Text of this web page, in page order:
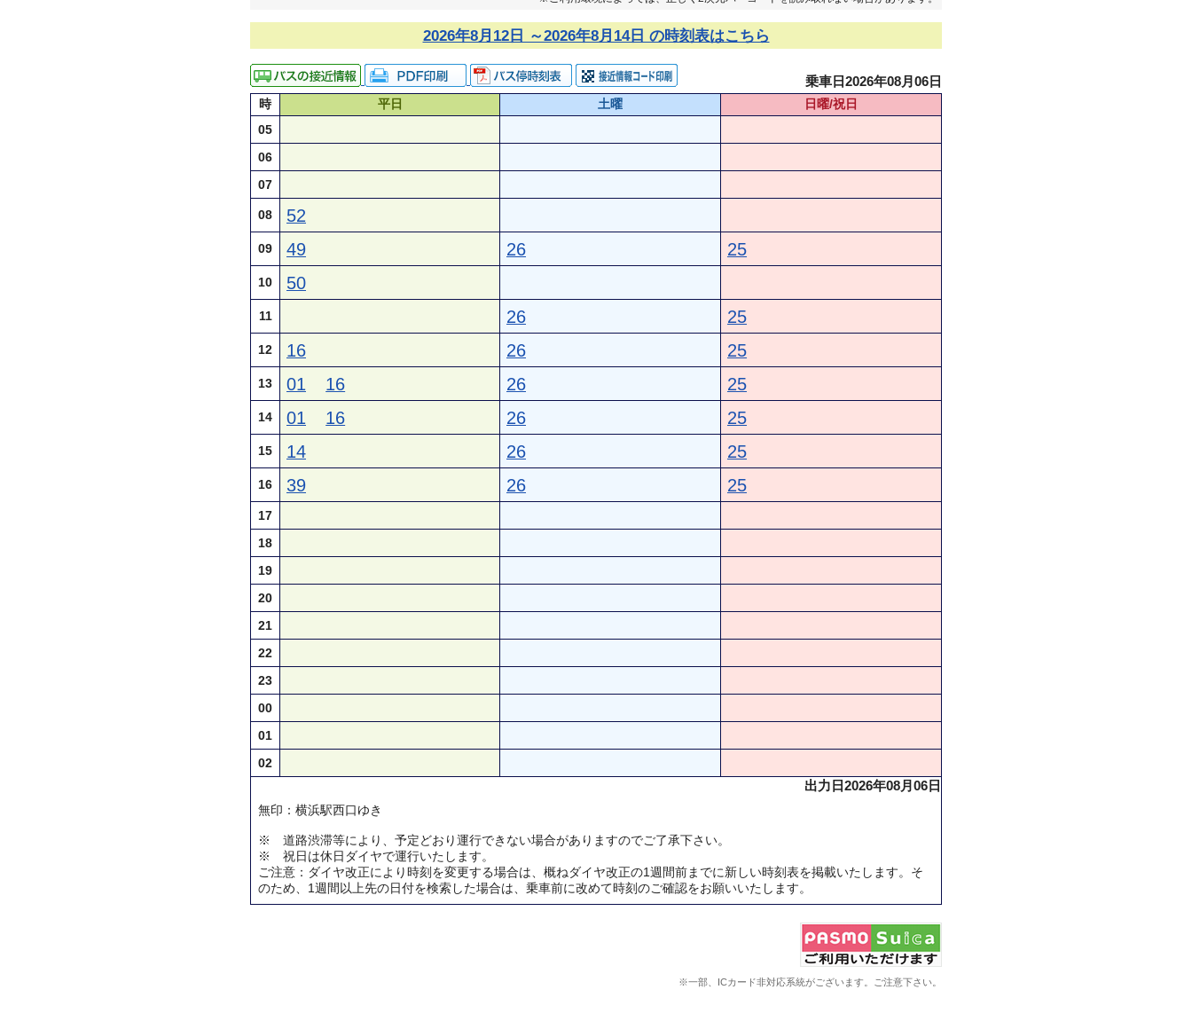
2026年8月12日 ～2026年8月14日 の時刻表はこちら
乗車日2026年08月06日
時 平日 土曜
日曜/祝日
05
06
07
08 52
09 49 26 25
10 50
11 26 25
12 16 26 25
13 01 16 26 25
14 01 16 26 25
15 14 26 25
16 39 26 25
17
18
19
20
21
22
23
00
01
02
出力日2026年08月06日
無印：横浜駅西口ゆき
※ 道路渋滞等により、予定どおり運行できない場合がありますのでご了承下さい。
※ 祝日は休日ダイヤで運行いたします。
ご注意：ダイヤ改正により時刻を変更する場合は、概ねダイヤ改正の1週間前までに新しい時刻表を掲載いたします。そ
のため、1週間以上先の日付を検索した場合は、乗車前に改めて時刻のご確認をお願いいたします。
※一部、ICカード非対応系統がございます。ご注意下さい。